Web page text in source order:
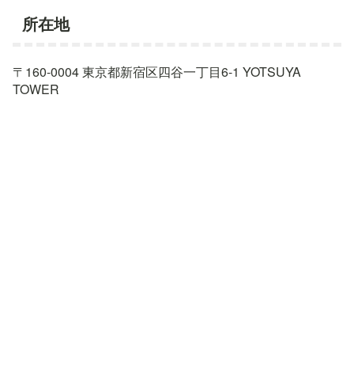
所在地
〒160-0004 東京都新宿区四谷一丁目6-1 YOTSUYA
TOWER